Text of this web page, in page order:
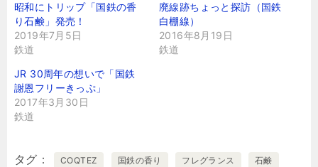
昭和にトリップ「国鉄の香
り石鹸」発売！
2019年7月5日
鉄道
廃線跡ちょっと探訪（国鉄
白棚線）
2016年8月19日
鉄道
JR 30周年の想いで「国鉄
謝恩フリーきっぷ」
2017年3月30日
鉄道
タグ COQTEZ 国鉄の香り フレグランス 石鹸